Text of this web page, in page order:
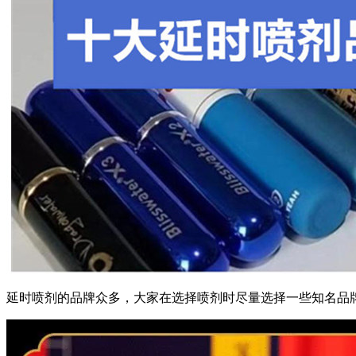
延时喷剂的品牌众多，大家在选择喷剂时尽量选择一些知名品